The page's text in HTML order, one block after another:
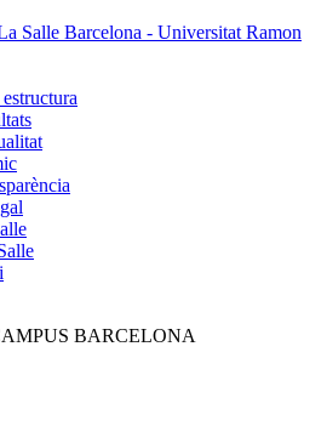
Salle Barcelona - Universitat Ramon
BARCELONA